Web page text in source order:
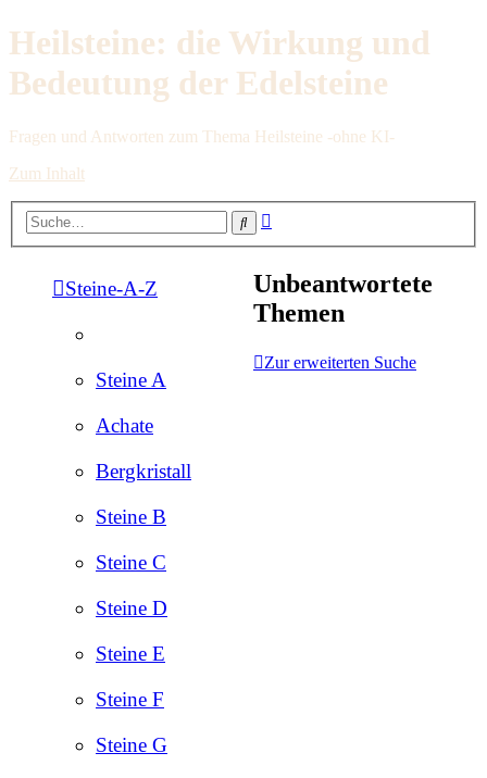
Heilsteine: die Wirkung und
Bedeutung der Edelsteine
Fragen und Antworten zum Thema Heilsteine -ohne KI-
Zum Inhalt
Suche
Steine-A-Z
Steine A
Achate
Bergkristall
Steine B
Steine C
Steine D
Steine E
Steine F
Steine G
Unbeantwortete
Themen
Zur erweiterten Suche